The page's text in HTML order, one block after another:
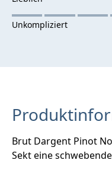
Brut Dargent Pinot
Sekt eine